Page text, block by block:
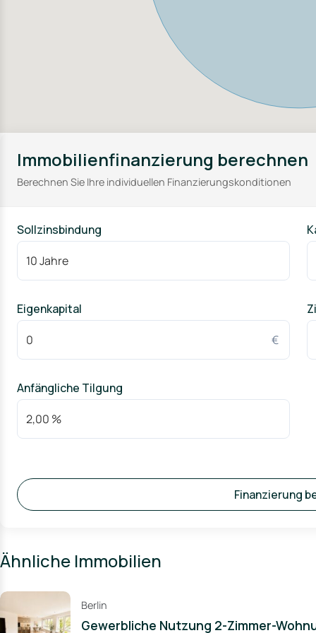
Immobilienfinanzierung berechnen
Berechnen Sie Ihre individuellen Finanzierungskonditionen
Sollzinsbindung
Eigenkapital
€
Anfängliche Tilgung
Finanzierung
Ähnliche Immobilien
Berlin
Gewerbliche Nutzung 2-Zimmer-